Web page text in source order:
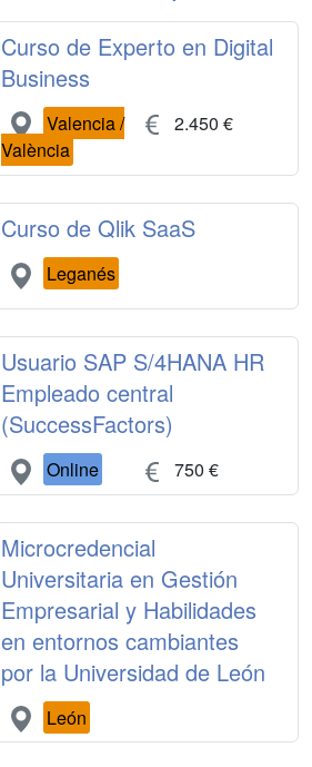
Curso de Experto en Digital
Business
Valencia /
València
2.450 €
Curso de Qlik SaaS
Leganés
Usuario SAP S/4HANA HR
Empleado central
(SuccessFactors)
Online 750 €
Microcredencial
Universitaria en Gestión
Empresarial y Habilidades
en entornos cambiantes
por la Universidad de León
León